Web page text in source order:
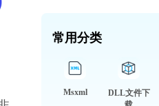
常用分类
Msxml
DLL文件下